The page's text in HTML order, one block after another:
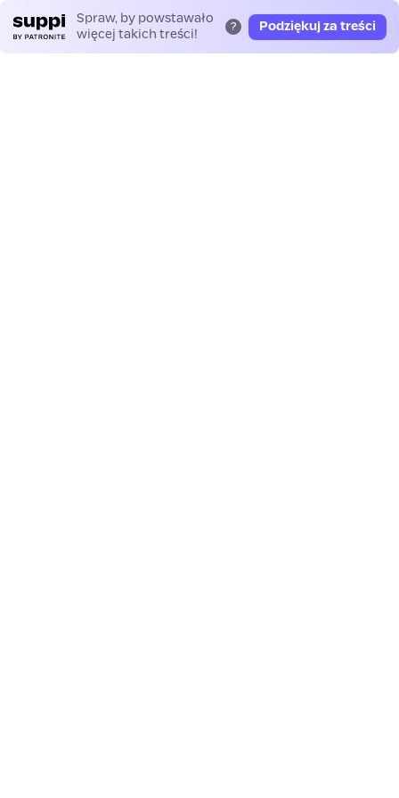
Spraw, by powstawało
więcej takich treści!
? Podziękuj za treści